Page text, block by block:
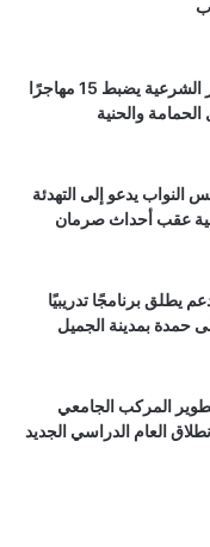
جهاز مكافحة الهجرة غير الشرعية يضبط 15 مهاجرًا
والحنية
النواب يدعو إلى التهدئة
عقب أحداث صرمان
يطلق برنامجًا تدريبيًا
حمدة بمدينة الجميل
المركب الجامعي
العام الدراسي الجديد